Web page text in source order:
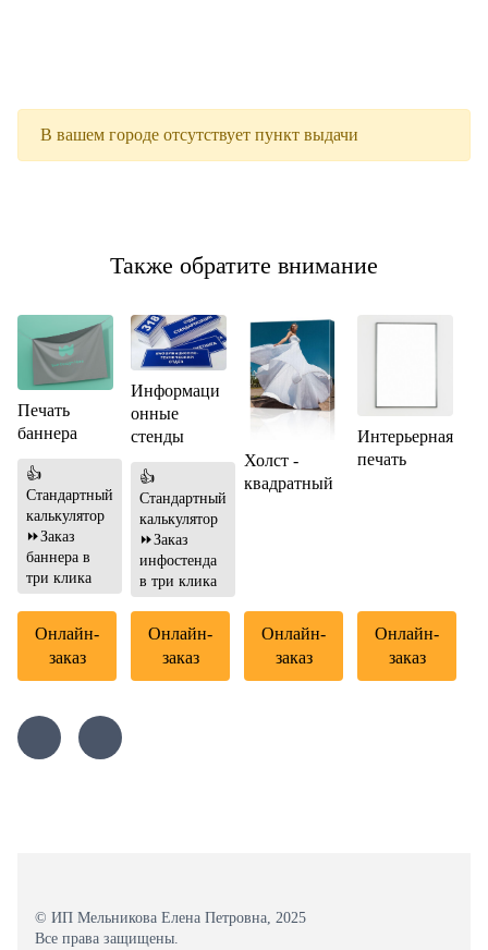
В вашем городе отсутствует пункт выдачи
Также обратите внимание
Печать
баннера
👍
Стандартный
калькулятор
⏩Заказ
баннера в
три клика
Онлайн-
заказ
Информаци
онные
стенды
👍
Стандартный
калькулятор
⏩Заказ
инфостенда
в три клика
Онлайн-
заказ
Холст -
квадратный
Онлайн-
заказ
Интерьерная
печать
Онлайн-
заказ
© ИП Мельникова Елена Петровна, 2025
Все права защищены.